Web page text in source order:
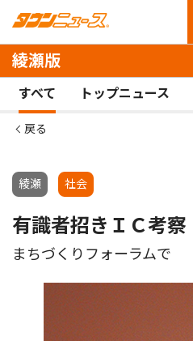
綾瀬版
すべて トップニュース
戻る
綾瀬 社会
有識者招きＩＣ考察
まちづくりフォーラムで